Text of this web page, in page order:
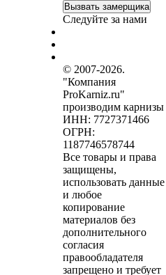
Вызвать замерщика
Следуйте за нами
© 2007-2026.
"Компания
ProKarniz.ru"
производим карнизы
ИНН: 7727371466
ОГРН:
1187746578744
Все товары и права
защищены,
использовать данные
и любое
копирование
материалов без
дополнительного
согласия
правообладателя
запрещено и требует